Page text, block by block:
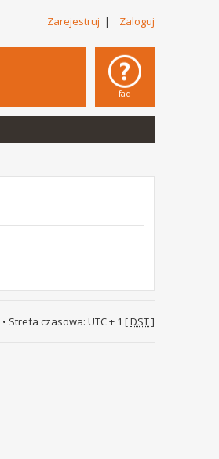
Zarejestruj | Zaloguj
faq
• Strefa czasowa: UTC + 1 [DST]